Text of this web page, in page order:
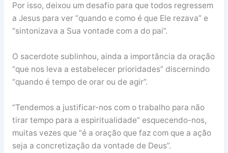
Por isso, deixou um desafio para que todos regressem
a Jesus para ver “quando e como é que Ele rezava” e
“sintonizava a Sua vontade com a do pai”.
O sacerdote sublinhou, ainda a importância da oração
“que nos leva a estabelecer prioridades” discernindo
“quando é tempo de orar ou de agir”.
“Tendemos a justificar-nos com o trabalho para não
tirar tempo para a espiritualidade” esquecendo-nos,
muitas vezes que “é a oração que faz com que a ação
seja a concretização da vontade de Deus”.